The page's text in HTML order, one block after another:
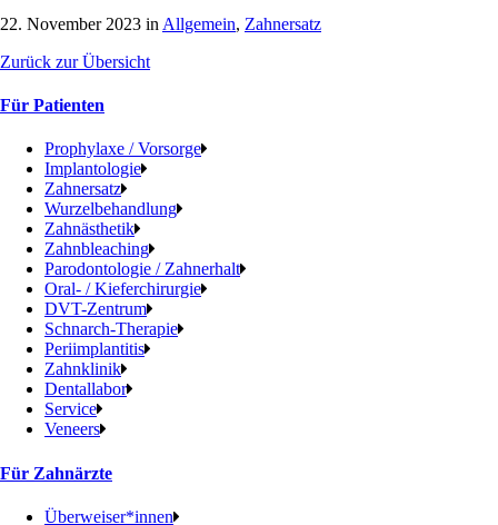
22. November 2023 in Allgemein, Zahnersatz
Zurück zur Übersicht
Für Patienten
Prophylaxe / Vorsorge
Implantologie
Zahnersatz
Wurzelbehandlung
Zahnästhetik
Zahnbleaching
Parodontologie / Zahnerhalt
Oral- / Kieferchirurgie
DVT-Zentrum
Schnarch-Therapie
Periimplantitis
Zahnklinik
Dentallabor
Service
Veneers
Für Zahnärzte
Überweiser*innen